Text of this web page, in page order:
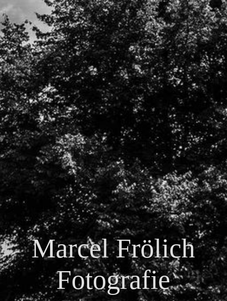
Marcel Frölich
Fotografie
Startseite
Über mich
Leistungen
Foto-Workshop
Liebesgeschichten
Preisübersicht
Kontakt